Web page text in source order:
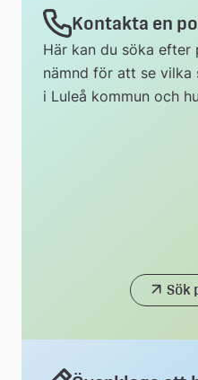
Kontakta en
Här kan du söka
nämnd för att se
i Luleå kommun och
Sök